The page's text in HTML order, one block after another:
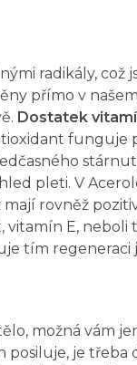
radikály, což
přímo v
Dostatek
funguje
pleti. V
mají rovněž
vitamín E,
tím regeneraci
možná vám
posiluje, je třeba